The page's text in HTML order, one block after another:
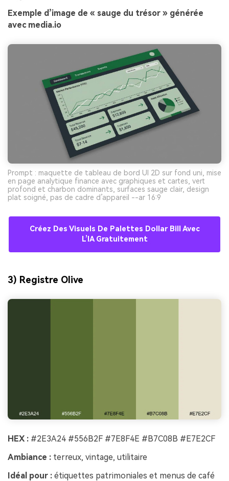
Exemple d’image de « sauge du trésor » générée
avec media.io
Prompt : maquette de tableau de bord UI 2D sur fond uni, mise
en page analytique finance avec graphiques et cartes, vert
profond et charbon dominants, surfaces sauge clair, design
plat soigné, pas de cadre d’appareil --ar 16:9
Créez Des Visuels De Palettes Dollar Bill Avec
L’IA Gratuitement
3) Registre Olive
HEX : #2E3A24 #556B2F #7E8F4E #B7C08B #E7E2CF
Ambiance : terreux, vintage, utilitaire
Idéal pour : étiquettes patrimoniales et menus de café